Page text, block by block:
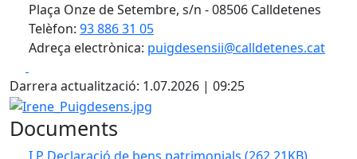
Plaça Onze de Setembre, s/n - 08506 Calldetenes
Telèfon: 93 886 31 05
Adreça electrònica: puigdesensii@calldetenes.cat
Darrera actualització: 1.07.2026 | 09:25
Irene_Puigdesens.jpg
Documents